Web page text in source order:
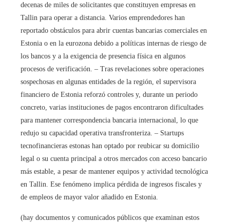
decenas de miles de solicitantes que constituyen empresas en
Tallin para operar a distancia. Varios emprendedores han
reportado obstáculos para abrir cuentas bancarias comerciales en
Estonia o en la eurozona debido a políticas internas de riesgo de
los bancos y a la exigencia de presencia física en algunos
procesos de verificación. – Tras revelaciones sobre operaciones
sospechosas en algunas entidades de la región, el supervisora
financiero de Estonia reforzó controles y, durante un periodo
concreto, varias instituciones de pagos encontraron dificultades
para mantener correspondencia bancaria internacional, lo que
redujo su capacidad operativa transfronteriza. – Startups
tecnofinancieras estonas han optado por reubicar su domicilio
legal o su cuenta principal a otros mercados con acceso bancario
más estable, a pesar de mantener equipos y actividad tecnológica
en Tallin. Ese fenómeno implica pérdida de ingresos fiscales y
de empleos de mayor valor añadido en Estonia.
(hay documentos y comunicados públicos que examinan estos